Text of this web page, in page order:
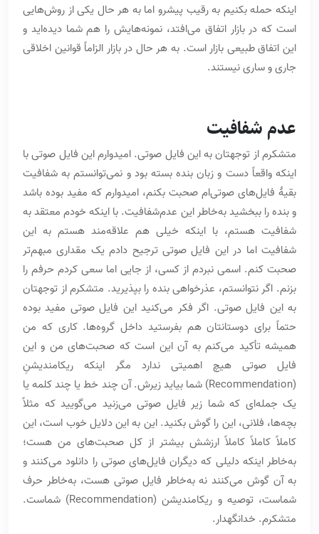
اینکه حمله بکنیم به رقیب پیشرو اما به هر حال یکی از روش‌هایی
است که در بازار اتفاق می‌افتد، نمونه‌هایش را هم شما دیده‌اید و
این اتفاق طبیعی بازار است. به هر حال در بازار الزاماً قوانین اخلاقی
جاری و ساری نیستند.
عدم شفافیت
متشکرم از توجهتان به این فایل صوتی. امیدوارم این فایل صوتی با
اینکه واقعاً دست و زبان بنده بسته بود و نمی‌توانستم به شفافیت
بقیۀ فایل‌های صوتی‌ام صحبت بکنم، امیدوارم که مفید بوده باشد
و بنده را ببخشید به‌خاطر این عدم‌شفافیت. با اینکه خودم معتقد به
شفافیت هستم، با اینکه خیلی هم علاقه‌مند هستم به این
شفافیت اما در این فایل صوتی ترجیح دادم یک مقداری مبهم‌تر
صحبت کنم. اسمی نبردم از کسی، از جایی اما سعی کردم حرفم را
بزنم. اگر نتوانستم، عذرخواهی بنده را بپذیرید. متشکرم از توجهتان
به این فایل صوتی. اگر فکر می‌کنید این فایل صوتی مفید بوده
حتماً برای دوستانتان هم بفرستید داخل گروه‌ها. کاری که من
همیشه تأکید می‌کنم به آن این است که صحبت‌های من و این
فایل صوتی هیچ اهمیتی ندارد مگر اینکه ریکامندیشنِ
(Recommendation) شما بیاید زیرش. آن چند خط یا چند کلمه یا
یک جمله‌ای که شما زیر فایل صوتی می‌زنید می‌گویید که مثلاً
بچه‌ها، فلانی، این را گوش بکنید. این به این دلایل خوب است، این
کاملاً کاملاً کاملاً ارزشش بیشتر از کل صحبت‌های من هست؛
به‌خاطر اینکه دلیلی که دیگران فایل‌های صوتی را دانلود می‌کنند و
به آن گوش می‌کنند نه به‌خاطر فایل صوتی هست، به‌خاطر حرف
شماست، توصیه و ریکامندیشن (Recommendation) شماست.
متشکرم. خدانگهدار.